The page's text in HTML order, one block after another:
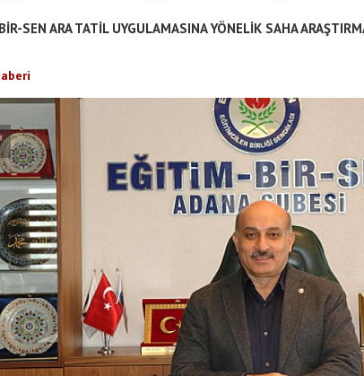
SEN ARA TATİL UYGULAMASINA YÖNELİK SAHA